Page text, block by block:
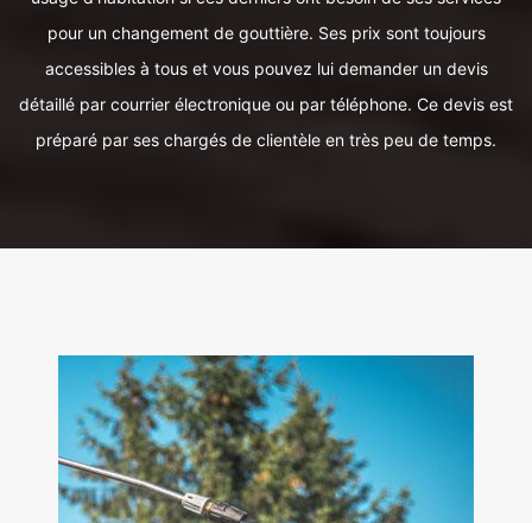
pour un changement de gouttière. Ses prix sont toujours
accessibles à tous et vous pouvez lui demander un devis
détaillé par courrier électronique ou par téléphone. Ce devis est
préparé par ses chargés de clientèle en très peu de temps.